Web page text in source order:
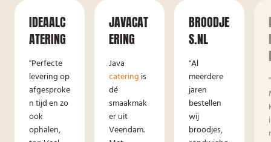
IDEAALC
ATERING
"Perfecte
levering op
afgesproke
n tijd en zo
ook
ophalen,
JAVACAT
ERING
Java
catering is
dé
smaakmak
er uit
Veendam.
BROODJE
S.NL
"Al
meerdere
jaren
bestellen
wij
broodjes,